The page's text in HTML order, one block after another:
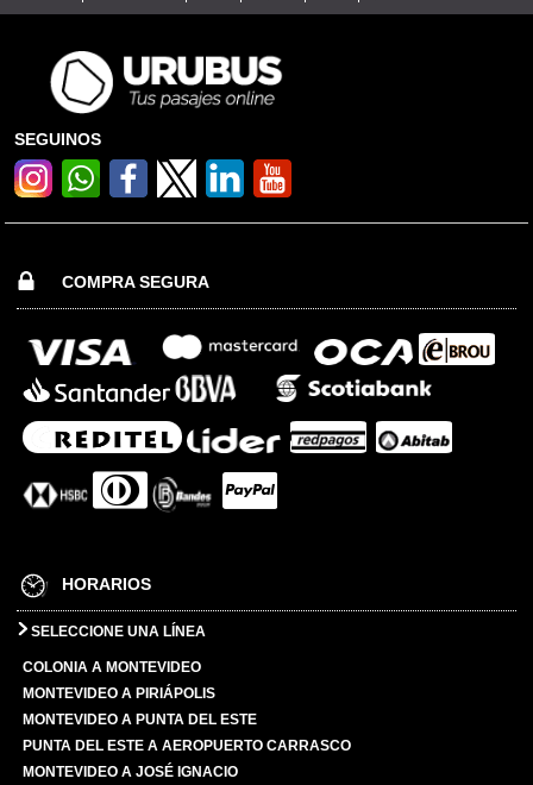
SEGUINOS
COMPRA SEGURA
HORARIOS
SELECCIONE UNA LÍNEA
COLONIA A MONTEVIDEO
MONTEVIDEO A PIRIÁPOLIS
MONTEVIDEO A PUNTA DEL ESTE
PUNTA DEL ESTE A AEROPUERTO CARRASCO
MONTEVIDEO A JOSÉ IGNACIO